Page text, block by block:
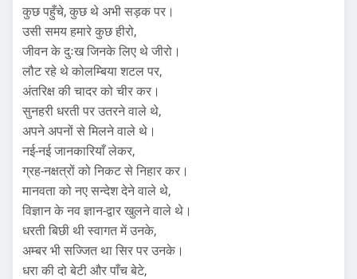
कुछ पहुँचे, कुछ थे अभी सड़क पर।
उसी समय हमारे कुछ हीरो,
जीवन के दुःख जिनके लिए थे जीरो।
लौट रहे थे कोलम्बिया शटल पर,
अंतरिक्ष की चादर को चीर कर।
सुनहरी धरती पर उतरने वाले थे,
अपने अपनों से मिलने वाले थे।
नई-नई जानकारियाँ लेकर,
ग्रह-नक्षत्रों को निकट से निहार कर।
मानवता को नए सन्देश देने वाले थे,
विज्ञान के नव ज्ञान-द्वार खुलने वाले थे।
धरती बिछी थी स्वागत में उनके,
अम्बर भी सज्जित था सिर पर उनके।
धरा की दो बेटी और पाँच बेटे,